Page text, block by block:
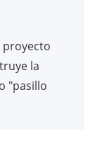
proyecto
la
"pasillo